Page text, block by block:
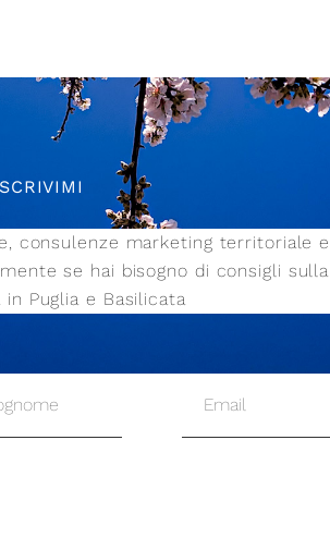
SCRIVIMI
consulenze marketing territoriale e
se hai bisogno di consigli sulla
in Puglia e Basilicata